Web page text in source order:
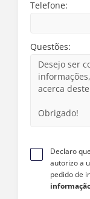
Telefone:
Questões:
Declaro
autorizo a
pedido de